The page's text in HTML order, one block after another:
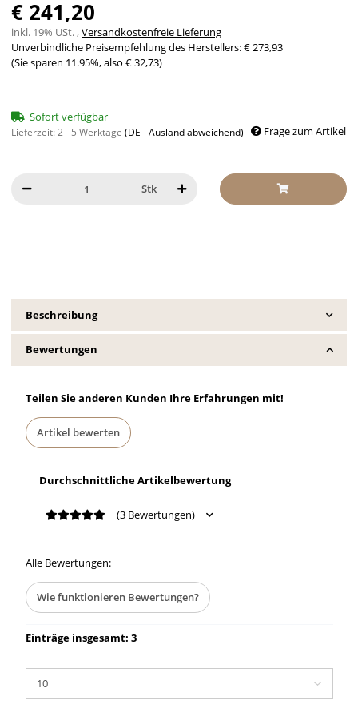
€ 241,20
inkl. 19% USt. ,Versandkostenfreie Lieferung
Unverbindliche Preisempfehlung des Herstellers:€ 273,93
(Sie sparen 11.95%, also € 32,73)
Sofort verfügbar
Lieferzeit:2 - 5 Werktage (DE - Ausland abweichend) Frage zum Artikel
Stk
Beschreibung
Bewertungen
Durchschnittliche Artikelbewertung
(3 Bewertungen)
Teilen Sie anderen Kunden Ihre Erfahrungen mit!
Artikel bewerten
Alle Bewertungen:
Wie funktionieren Bewertungen?
Einträge insgesamt: 3